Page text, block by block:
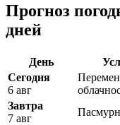
Прогноз
дней
День
Сегодня
6 авг
Завтра
7 авг